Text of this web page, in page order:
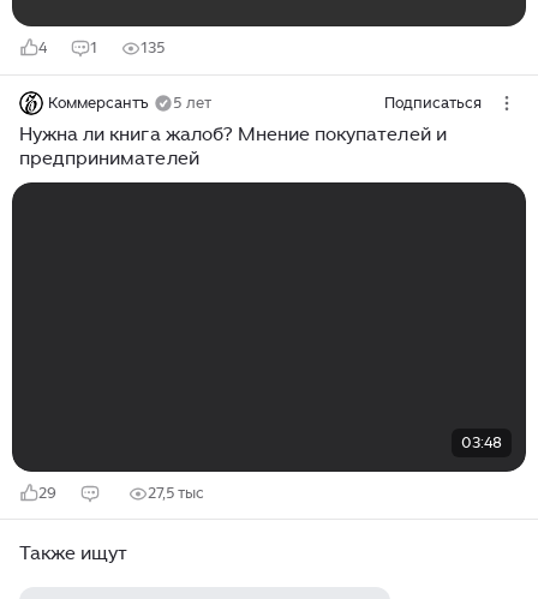
4 1 135
Коммерсантъ 5 лет Подписаться
Нужна ли книга жалоб? Мнение покупателей и
предпринимателей
03:48
29 27,5 тыс
Также ищут